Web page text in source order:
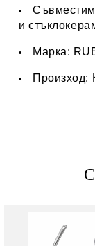
и
Марка:
Произход: